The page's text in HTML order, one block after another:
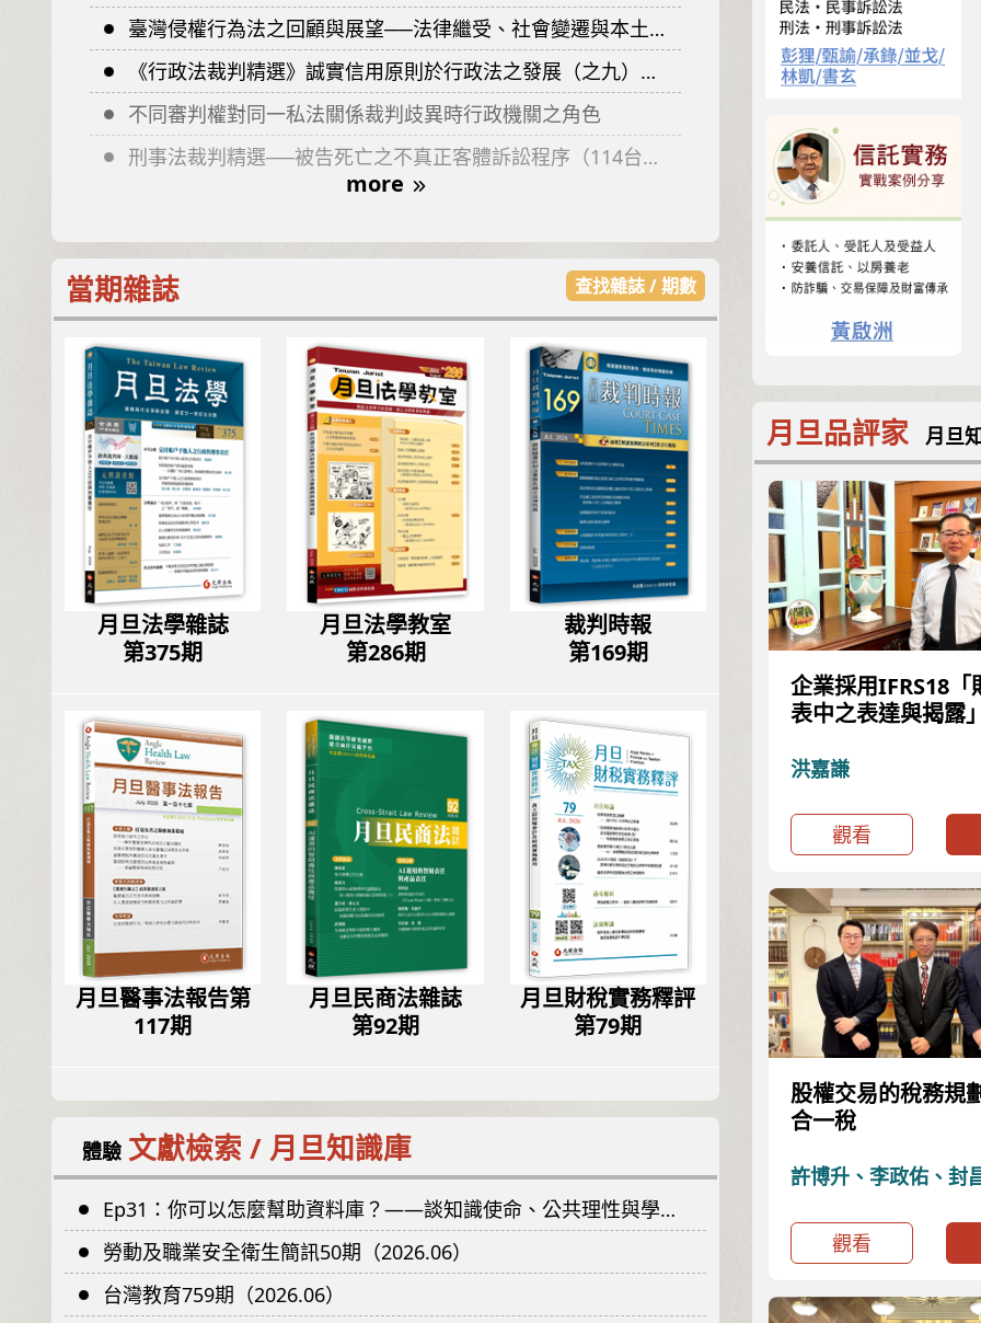
臺灣侵權行為法之回顧與展望──法律繼受、社會變遷與本土發展
《行政法裁判精選》誠實信用原則於行政法之發展（之九）──懲戒權之行使期間、類推適用與權利失效（下）
不同審判權對同一私法關係裁判歧異時行政機關之角色
刑事法裁判精選──被告死亡之不真正客體訴訟程序（114台上869判決）
more
當期雜誌 查找雜誌 / 期數
月旦法學雜誌
第375期
月旦法學教室
第286期
裁判時報
第169期
月旦醫事法報告第
117期
月旦民商法雜誌
第92期
月旦財稅實務釋評
第79期
體驗 文獻檢索 / 月旦知識庫
Ep31：你可以怎麼幫助資料庫？——談知識使命、公共理性與學術工作的接續
勞動及職業安全衛生簡訊50期（2026.06）
台灣教育759期（2026.06）
月旦品評家 月旦
企業採用IFRS18「
表中之表達與揭露
洪嘉謙
觀看
股權交易的稅務規
合一稅
許博升、李政佑、封
觀看